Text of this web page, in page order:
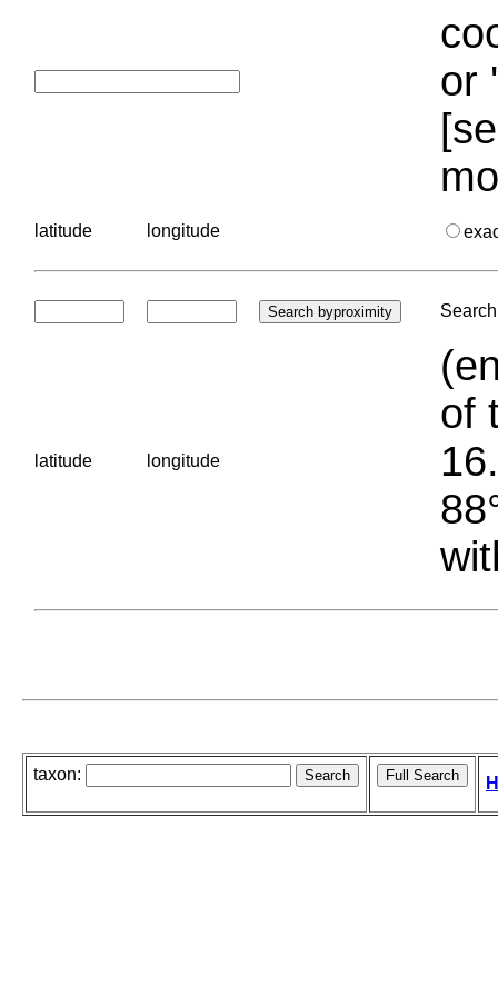
or
latitude longitude
latitude longitude
of
taxon: